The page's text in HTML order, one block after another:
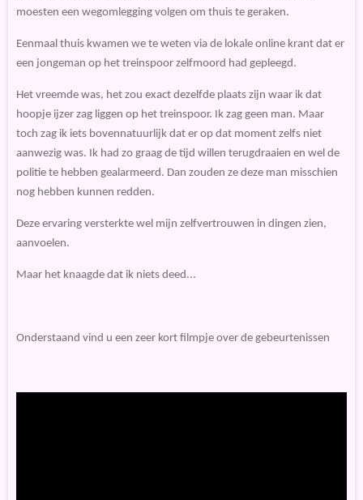
moesten een wegomlegging volgen om thuis te geraken.
Eenmaal thuis kwamen we te weten via de lokale online krant dat er
een jongeman op het treinspoor zelfmoord had gepleegd.
Het vreemde was, het zou exact dezelfde plaats zijn waar ik dat
hoopje ijzer zag liggen op het treinspoor. Ik zag geen man. Maar
toch zag ik iets bovennatuurlijk dat er op dat moment zelfs niet
aanwezig was. Ik had zo graag de tijd willen terugdraaien en wel de
politie te hebben gealarmeerd. Dan zouden ze deze man misschien
nog hebben kunnen redden.
Deze ervaring versterkte wel mijn zelfvertrouwen in dingen zien,
aanvoelen.
Maar het knaagde dat ik niets deed...
Onderstaand vind u een zeer kort filmpje over de gebeurtenissen